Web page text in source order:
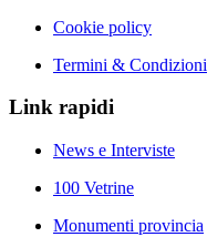
Cookie policy
Termini & Condizioni
Link rapidi
News e Interviste
100 Vetrine
Monumenti provincia